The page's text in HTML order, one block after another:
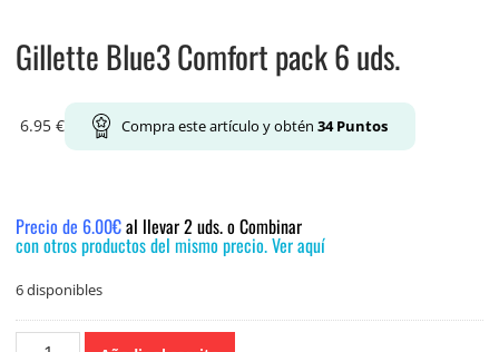
Gillette Blue3 Comfort pack 6 uds.
6.95 € Compra este artículo y obtén 34Puntos
Precio de 6.00€al llevar 2 uds. o Combinar
con otros productos del mismo precio. Ver aquí
6 disponibles
Gillette